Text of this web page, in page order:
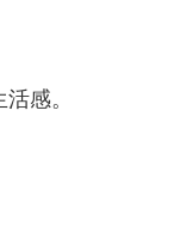
感。